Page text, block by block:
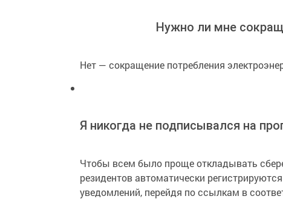
Нужно ли мне
Нет — сокращение потребления
Я никогда не подписывался на
Чтобы всем было проще откладывать
резидентов автоматически
уведомлений, перейдя по ссылкам в